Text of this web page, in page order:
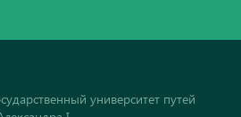
университет путей